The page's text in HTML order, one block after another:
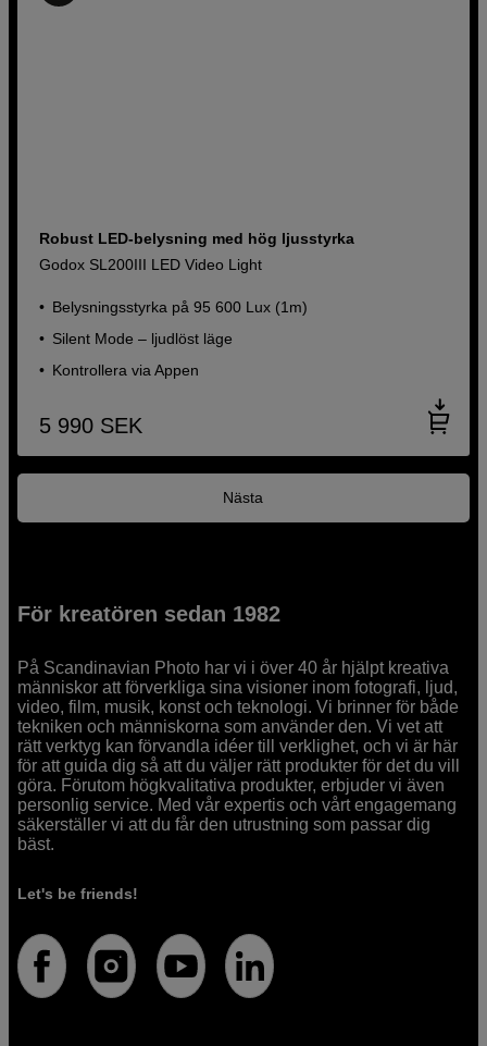
Robust LED-belysning med hög ljusstyrka
Godox SL200III LED Video Light
Belysningsstyrka på 95 600 Lux (1m)
Silent Mode – ljudlöst läge
Kontrollera via Appen
5 990 SEK
Nästa
För kreatören sedan 1982
På Scandinavian Photo har vi i över 40 år hjälpt kreativa
människor att förverkliga sina visioner inom fotografi, ljud,
video, film, musik, konst och teknologi. Vi brinner för både
tekniken och människorna som använder den. Vi vet att
rätt verktyg kan förvandla idéer till verklighet, och vi är här
för att guida dig så att du väljer rätt produkter för det du vill
göra. Förutom högkvalitativa produkter, erbjuder vi även
personlig service. Med vår expertis och vårt engagemang
säkerställer vi att du får den utrustning som passar dig
bäst.
Let's be friends!